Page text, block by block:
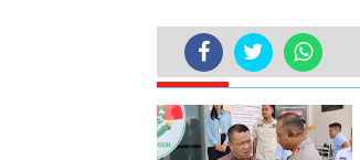
Ketua LPKN Kritik
TERKINI